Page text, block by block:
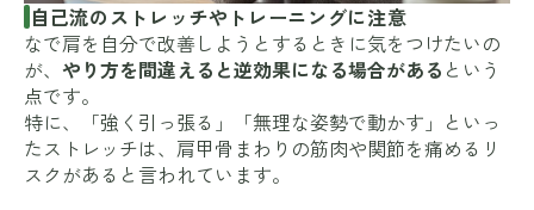
自己流のストレッチやトレーニングに注意
なで肩を自分で改善しようとするときに気をつけたいの
が、 やり方を間違えると逆効果になる場合がある という
点です。
特に、「強く引っ張る」「無理な姿勢で動かす」といっ
たストレッチは、肩甲骨まわりの筋肉や関節を痛めるリ
スクがあると言われています。